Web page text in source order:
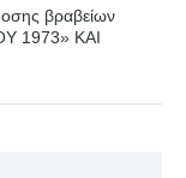
βραβείων
1973» ΚΑΙ